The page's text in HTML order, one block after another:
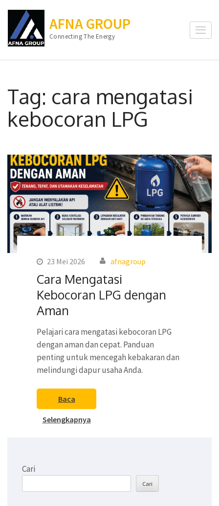
konten
(Tekan
AFNA GROUP
Connecting The Energy
Tag: cara mengatasi
kebocoran LPG
23 Mei 2026 afnagroup
Cara Mengatasi
Kebocoran LPG dengan
Aman
Pelajari cara mengatasi kebocoran LPG
dengan aman dan cepat. Panduan
penting untuk mencegah kebakaran dan
melindungi dapur usaha Anda.
Baca
Selengkapnya
Cari
Cari